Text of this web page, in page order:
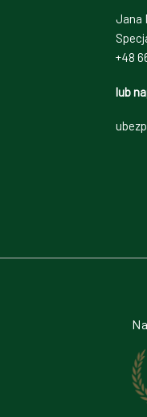
Jana
+48
lub